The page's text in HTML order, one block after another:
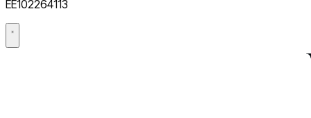
Databehandleravtale (DPA)
EE102264113